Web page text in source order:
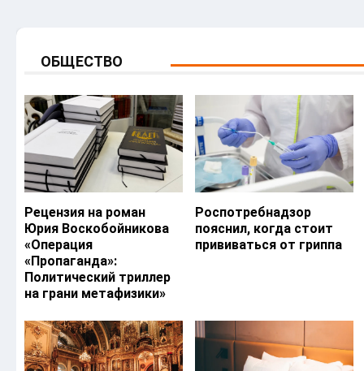
ОБЩЕСТВО
Рецензия на роман
Юрия Воскобойникова
«Операция
«Пропаганда»:
Политический триллер
на грани метафизики»
Роспотребнадзор
пояснил, когда стоит
прививаться от гриппа